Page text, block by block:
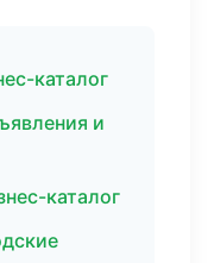
каталог
и
каталог